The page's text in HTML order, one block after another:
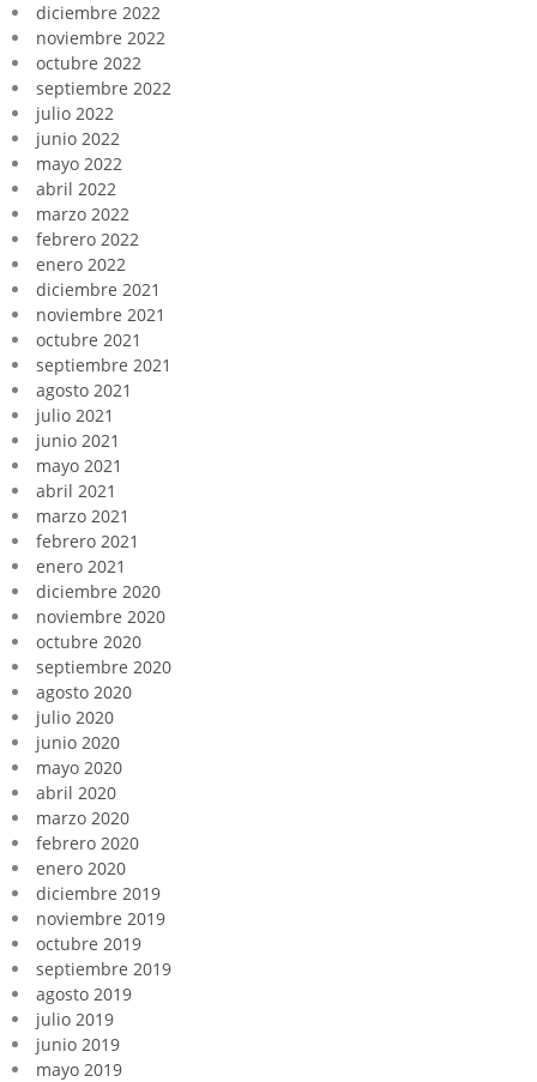
diciembre 2022
noviembre 2022
octubre 2022
septiembre 2022
julio 2022
junio 2022
mayo 2022
abril 2022
marzo 2022
febrero 2022
enero 2022
diciembre 2021
noviembre 2021
octubre 2021
septiembre 2021
agosto 2021
julio 2021
junio 2021
mayo 2021
abril 2021
marzo 2021
febrero 2021
enero 2021
diciembre 2020
noviembre 2020
octubre 2020
septiembre 2020
agosto 2020
julio 2020
junio 2020
mayo 2020
abril 2020
marzo 2020
febrero 2020
enero 2020
diciembre 2019
noviembre 2019
octubre 2019
septiembre 2019
agosto 2019
julio 2019
junio 2019
mayo 2019